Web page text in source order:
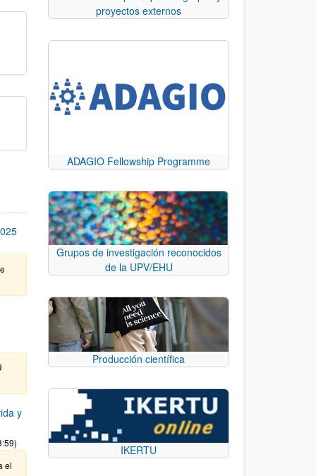
y
el
proyectos externos
ADAGIO Fellowship Programme
Grupos de investigación reconocidos
de la UPV/EHU
Producción científica
IKERTU